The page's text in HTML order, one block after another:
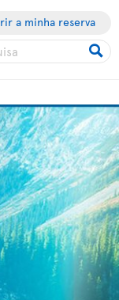
a minha reserva